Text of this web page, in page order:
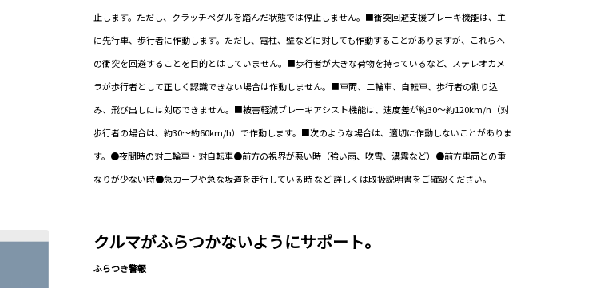
止します。ただし、クラッチペダルを踏んだ状態では停止しません。■衝突回避支援ブレーキ機能は、主
に先行車、歩行者に作動します。ただし、電柱、壁などに対しても作動することがありますが、これらへ
の衝突を回避することを目的とはしていません。■歩行者が大きな荷物を持っているなど、ステレオカメ
ラが歩行者として正しく認識できない場合は作動しません。■車両、二輪車、自転車、歩行者の割り込
み、飛び出しには対応できません。■被害軽減ブレーキアシスト機能は、速度差が約30～約120km/h（対
歩行者の場合は、約30～約60km/h）で作動します。■次のような場合は、適切に作動しないことがありま
す。●夜間時の対二輪車・対自転車●前方の視界が悪い時（強い雨、吹雪、濃霧など）●前方車両との重
なりが少ない時●急カーブや急な坂道を走行している時 など 詳しくは取扱説明書をご確認ください。
クルマがふらつかないようにサポート。
ふらつき警報